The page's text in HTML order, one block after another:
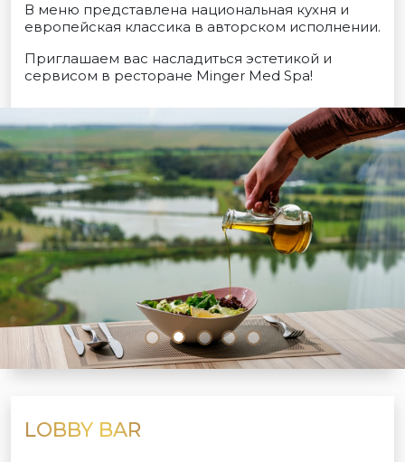
В меню представлена национальная кухня и
европейская классика в авторском исполнении.
Приглашаем вас насладиться эстетикой и
сервисом в ресторане Minger Med Spa!
LOBBY BAR